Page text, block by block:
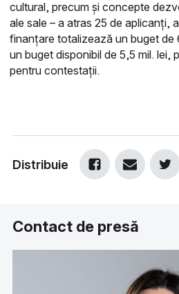
cultural, precum și concepte
ale sale – a atras 25 de aplicanți,
finanțare totalizează un buget de
un buget disponibil de 5,5 mil. lei,
pentru contestații.
Distribuie
Contact de presă